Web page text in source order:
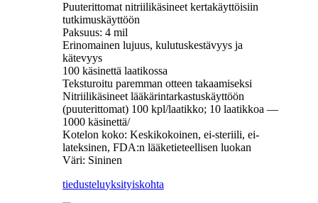
Puuterittomat nitriilikäsineet kertakäyttöisiin
tutkimuskäyttöön
Paksuus: 4 mil
Erinomainen lujuus, kulutuskestävyys ja
kätevyys
100 käsinettä laatikossa
Teksturoitu paremman otteen takaamiseksi
Nitriilikäsineet lääkärintarkastuskäyttöön
(puuterittomat) 100 kpl/laatikko; 10 laatikkoa —
1000 käsinettä/
Kotelon koko: Keskikokoinen, ei-steriili, ei-
lateksinen, FDA:n lääketieteellisen luokan
Väri: Sininen
tiedusteluyksityiskohta